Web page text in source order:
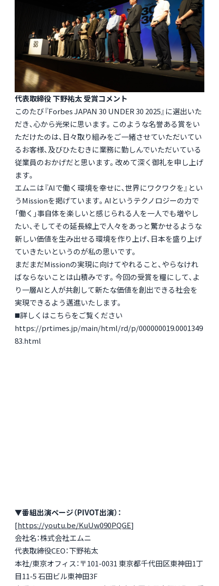
代表取締役 下野祐太 受賞コメント
このたび『Forbes JAPAN 30 UNDER 30 2025』に選出いた
だき、心から光栄に思います。このような名誉ある賞をい
ただけたのは、日々取り組みをご一緒させていただいてい
るお客様、及びひたむきに業務に勤しんでいただいている
従業員のおかげだと思います。改めて深く御礼を申し上げ
ます。
エムニは『AIで働く環境を幸せに、世界にワクワクを』とい
うMissionを掲げています。AIというテクノロジーの力で
「働く」事自体を楽しいと感じられる人を一人でも増やし
たい、そしてその延長線上で人々をあっと驚かせるような
新しい価値を生み出せる環境を作り上げ、日本を盛り上げ
ていきたいというのが私の思いです。
まだまだMissionの実現に向けてやれること、やらなけれ
ばならないことは山積みです。今回の受賞を糧にして、よ
り一層AIと人が共創して新たな価値を創出できる社会を
実現できるよう邁進いたします。
◼️詳しくはこちらをご覧ください
https://prtimes.jp/main/html/rd/p/000000019.0001349
83.html
▼番組出演ページ（PIVOT出演）：
[https://youtu.be/KuUw090PQGE]
会社名：株式会社エムニ
代表取締役CEO：下野祐太
本社/東京オフィス：〒101-0031 東京都千代田区東神田1丁
目11-5 石田ビル東神田3F